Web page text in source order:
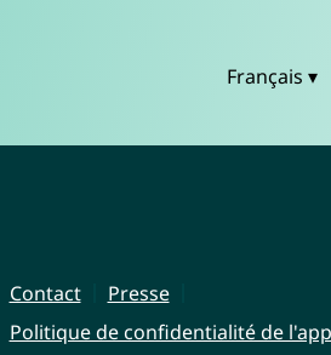
Français ▾
Contact
Presse
Politique de confidentialité de